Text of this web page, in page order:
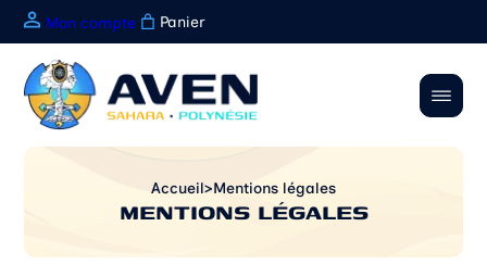
Mon compte Panier
Qui sommes nous ?
Accueil>Mentions légales
MENTIONS LÉGALES